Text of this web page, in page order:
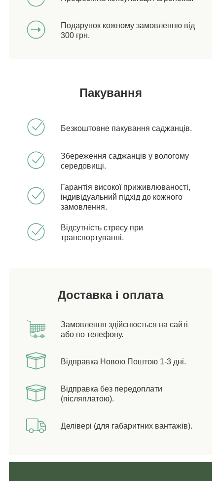
Подарунок кожному замовленню від
300 грн.
Пакування
Безкоштовне пакування саджанців.
Збереження саджанців у вологому
середовищі.
Гарантія високої приживлюваності,
індивідуальний підхід до кожного
замовлення.
Відсутність стресу при
транспортуванні.
Доставка і оплата
Замовлення здійснюється на сайті
або по телефону.
Відправка Новою Поштою 1-3 дні.
Відправка без передоплати
(післяплатою).
Делівері (для габаритних вантажів).